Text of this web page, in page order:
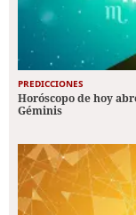
PREDICCIONES
Horóscopo de hoy
Géminis